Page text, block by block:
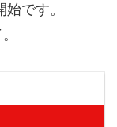
です。